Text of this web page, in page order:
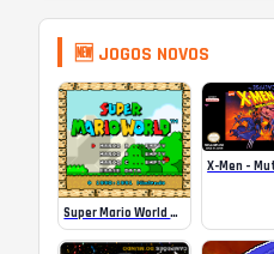
🆕 JOGOS NOVOS
Super Mario World SA-1 Online